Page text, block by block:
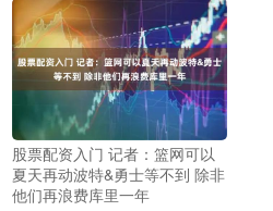
股票配资入门 记者：篮网可以
夏天再动波特&勇士等不到 除非
他们再浪费库里一年